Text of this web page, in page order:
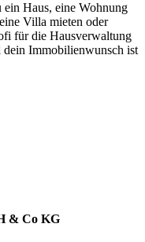
ein Haus, eine Wohnung
Villa mieten oder
für die Hausverwaltung
dein Immobilienwunsch ist
& Co KG